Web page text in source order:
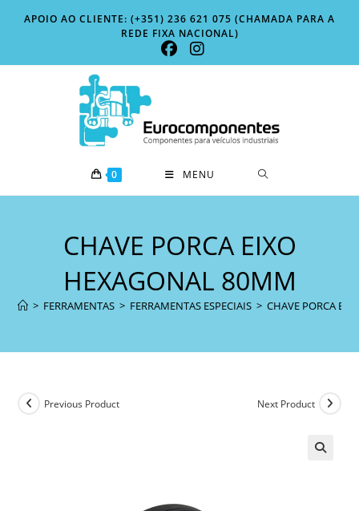
APOIO AO CLIENTE: (+351) 236 621 075 (CHAMADA PARA A
REDE FIXA NACIONAL)
0 MENU
CHAVE PORCA EIXO
HEXAGONAL 80MM
> FERRAMENTAS > FERRAMENTAS ESPECIAIS > CHAVE PORCA
Previous Product Next Product